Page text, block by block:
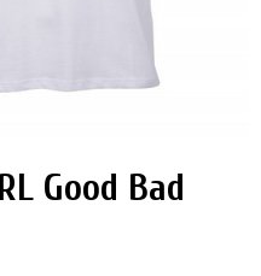
Good Bad